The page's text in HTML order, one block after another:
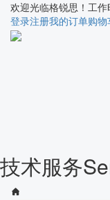
欢迎光临格锐思！工
登录注册我的订单购物
技术服务